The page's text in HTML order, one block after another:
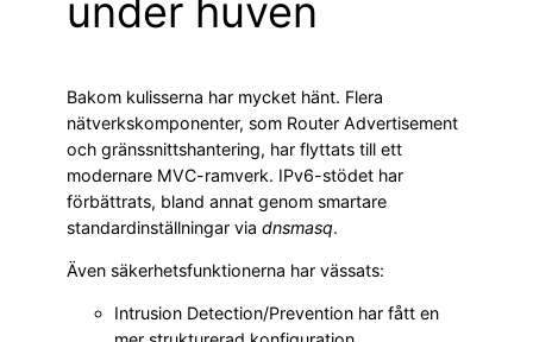
under huven
Bakom kulisserna har mycket hänt. Flera
nätverkskomponenter, som Router Advertisement
och gränssnittshantering, har flyttats till ett
modernare MVC-ramverk. IPv6-stödet har
förbättrats, bland annat genom smartare
standardinställningar via dnsmasq.
Även säkerhetsfunktionerna har vässats:
Intrusion Detection/Prevention har fått en